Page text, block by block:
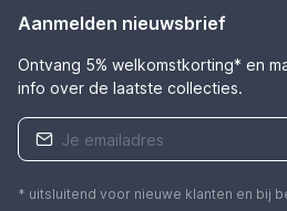
Aanmelden nieuwsbrief
Ontvang 5% welkomstkorting* en
info over de laatste collecties.
* uitsluitend voor nieuwe klanten en bij